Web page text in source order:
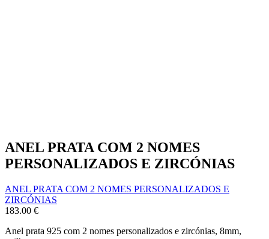
ANEL PRATA COM 2 NOMES
PERSONALIZADOS E ZIRCÓNIAS
ANEL PRATA COM 2 NOMES PERSONALIZADOS E
ZIRCÓNIAS
183.00 €
Anel prata 925 com 2 nomes personalizados e zircónias, 8mm,